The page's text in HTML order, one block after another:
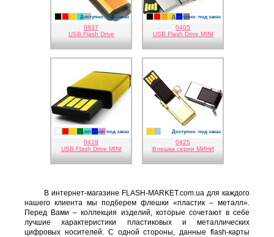
0837
USB Flash Drive
черный
красный
золотистый
голубой
серебро
Доступно: под заказ
0405
USB Flash Drive MINI
черный
красный
оранжевый
золотистый
синий
серый
Доступно: под заказ
0419
USB Flash Drive MINI
белый
красный
золотистый
зеленый
голубой
синий
фиолетовый
Доступно: под заказ
0425
Флешка серии МИНИ
золотистый
серебро
Доступно: под заказ
В интернет-магазине FLASH-MARKET.com.ua для каждого
нашего клиента мы подберем флешки «пластик – металл».
Перед Вами – коллекция изделий, которые сочетают в себе
лучшие характеристики пластиковых и металлических
цифровых носителей. С одной стороны, данные flash-карты